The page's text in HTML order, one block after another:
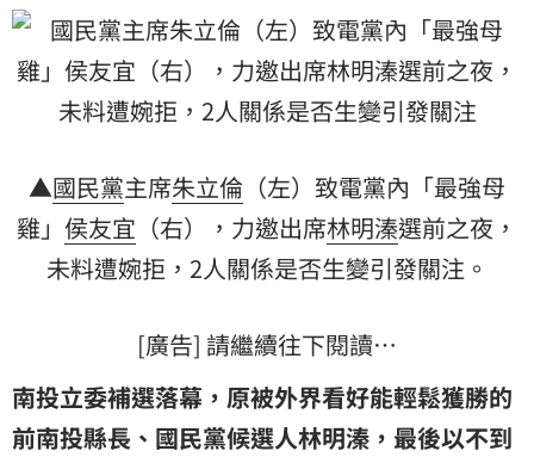
▲國民黨主席朱立倫 （左）致電黨內「最強母
雞」 侯友宜 （右），力邀出席林明溱選前之夜，
未料遭婉拒，2人關係是否生變引發關注。
[廣告] 請繼續往下閱讀…
南投立委補選落幕，原被外界看好能輕鬆獲勝的
前南投縣長、國民黨候選人林明溱，最後以不到